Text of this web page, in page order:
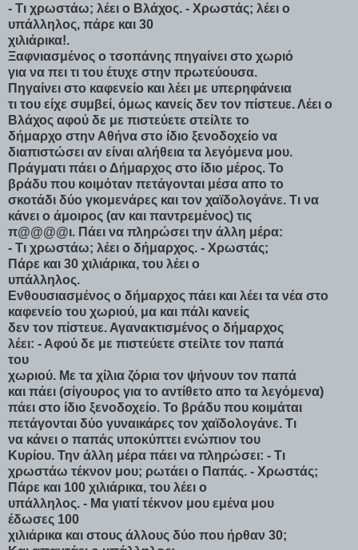
- Τι χρωστάω; λέει ο Βλάχος. - Χρωστάς; λέει ο
υπάλληλος, πάρε και 30
χιλιάρικα!.
Ξαφνιασμένος ο τσοπάνης πηγαίνει στο χωριό
για να πει τι του έτυχε στην πρωτεύουσα.
Πηγαίνει στο καφενείο και λέει με υπερηφάνεια
τι του είχε συμβεί, όμως κανείς δεν τον πίστευε. Λέει ο
Βλάχος αφού δε με πιστεύετε στείλτε το
δήμαρχο στην Αθήνα στο ίδιο ξενοδοχείο να
διαπιστώσει αν είναι αλήθεια τα λεγόμενα μου.
Πράγματι πάει ο Δήμαρχος στο ίδιο μέρος. Το
βράδυ που κοιμόταν πετάγονται μέσα απο το
σκοτάδι δύο γκομενάρες και τον χαϊδολογάνε. Τι να
κάνει ο άμοιρος (αν και παντρεμένος) τις
π@@@@ι. Πάει να πληρώσει την άλλη μέρα:
- Τι χρωστάω; λέει ο δήμαρχος. - Χρωστάς;
Πάρε και 30 χιλιάρικα, του λέει ο
υπάλληλος.
Ενθουσιασμένος ο δήμαρχος πάει και λέει τα νέα στο
καφενείο του χωριού, μα και πάλι κανείς
δεν τον πίστευε. Αγανακτισμένος ο δήμαρχος
λέει: - Αφού δε με πιστεύετε στείλτε τον παπά
του
χωριού. Με τα χίλια ζόρια τον ψήνουν τον παπά
και πάει (σίγουρος για το αντίθετο απο τα λεγόμενα)
πάει στο ίδιο ξενοδοχείο. Το βράδυ που κοιμάται
πετάγονται δύο γυναικάρες τον χαϊδολογάνε. Τι
να κάνει ο παπάς υποκύπτει ενώπιον του
Κυρίου. Την άλλη μέρα πάει να πληρώσει: - Τι
χρωστάω τέκνον μου; ρωτάει ο Παπάς. - Χρωστάς;
Πάρε και 100 χιλιάρικα, του λέει ο
υπάλληλος. - Μα γιατί τέκνον μου εμένα μου
έδωσες 100
χιλιάρικα και στους άλλους δύο που ήρθαν 30;